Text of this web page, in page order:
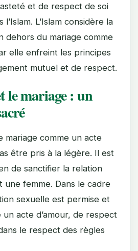
et de respect de soi
L’Islam considère la
dehors du mariage comme
elle enfreint les principes
mutuel et de respect.
le mariage : un
mariage comme un acte
être pris à la légère. Il est
de sanctifier la relation
une femme. Dans le cadre
sexuelle est permise et
acte d’amour, de respect
le respect des règles